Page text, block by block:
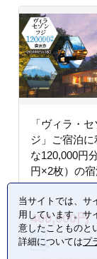
「ヴィラ・
ジ」ご宿泊
な120,000円
円×2枚）の
400,000円
当サイトでは、サ
用しています。サ
意したことものと
詳細についてはプ